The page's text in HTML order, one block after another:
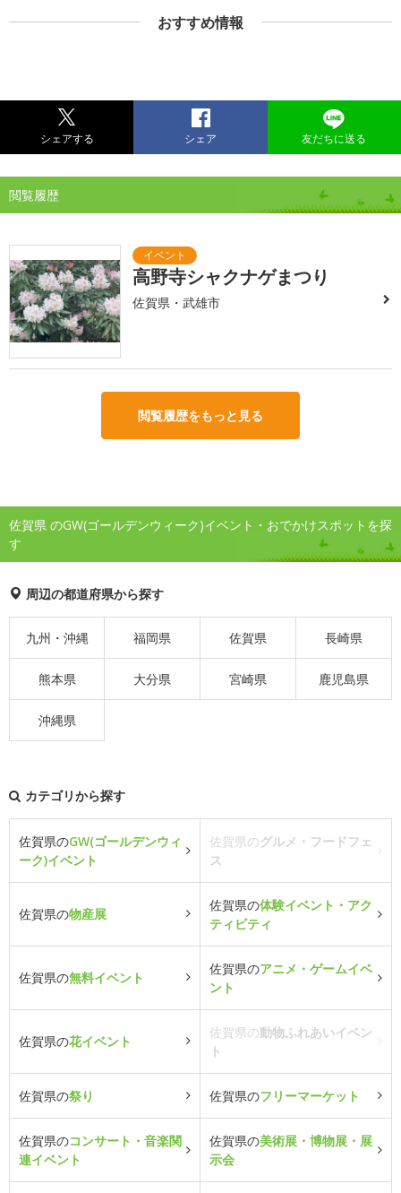
おすすめ情報
シェアする シェア 友だちに送る
閲覧履歴
高野寺シャクナゲまつり
佐賀県・武雄市
閲覧履歴をもっと見る
佐賀県 のGW(ゴールデンウィーク)イベント・おでかけスポットを探
す
周辺の都道府県から探す
九州・沖縄 福岡県 佐賀県 長崎県
熊本県 大分県 宮崎県 鹿児島県
沖縄県
カテゴリから探す
佐賀県のGW(ゴールデンウィ
ーク)イベント
佐賀県のグルメ・フードフェ
ス
佐賀県の物産展
佐賀県の体験イベント・アク
ティビティ
佐賀県の無料イベント
佐賀県のアニメ・ゲームイベ
ント
佐賀県の花イベント
佐賀県の動物ふれあいイベン
ト
佐賀県の祭り 佐賀県のフリーマーケット
佐賀県のコンサート・音楽関
連イベント
佐賀県の美術展・博物展・展
示会